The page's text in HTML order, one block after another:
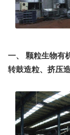
一、 颗粒生物有
转鼓造粒、挤压造